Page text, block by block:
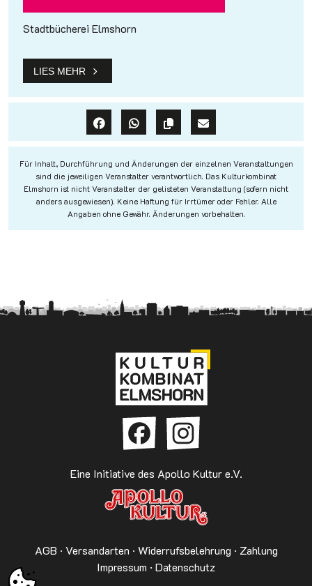
Stadtbücherei Elmshorn
LIES MEHR
Für Inhalt, Durchführung und Änderungen der einzelnen Veranstaltungen
sind die jeweiligen Veranstalter verantwortlich. Das Kulturkombinat
Elmshorn ist nicht Veranstalter der gelisteten Veranstaltung (sofern nicht
anders ausgewiesen). Keine Haftung für Irrtümer oder Fehler. Alle
Angaben ohne Gewähr. Änderungen vorbehalten.
Eine Initiative des Apollo Kultur e.V.
AGB · Versandarten · Widerrufsbelehrung · Zahlung
Impressum · Datenschutz